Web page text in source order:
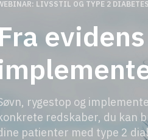
LIVSSTIL OG TYPE 2 DIABETES
Fra
rygestop og
redskaber, du kan
patienter med type 2